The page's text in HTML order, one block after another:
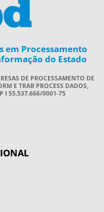
em Processamento
do Estado
DE PROCESSAMENTO DE
E TRAB PROCESS DADOS,
I 55.537.666/0001-75